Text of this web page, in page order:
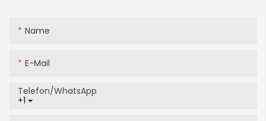
Name
E-Mail
+1
Telefon/WhatsApp